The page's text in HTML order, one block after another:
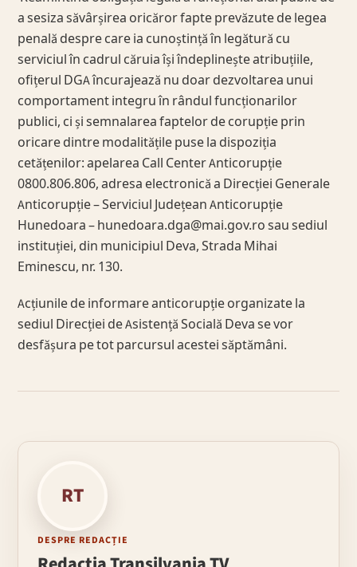
a sesiza săvârșirea oricăror fapte prevăzute de legea
penală despre care ia cunoștință în legătură cu
serviciul în cadrul căruia își îndeplinește atribuțiile,
ofițerul DGA încurajează nu doar dezvoltarea unui
comportament integru în rândul funcționarilor
publici, ci și semnalarea faptelor de corupție prin
oricare dintre modalitățile puse la dispoziția
cetățenilor: apelarea Call Center Anticorupție
0800.806.806, adresa electronică a Direcției Generale
Anticorupție – Serviciul Județean Anticorupție
Hunedoara –hunedoara.dga@mai.gov.rosau sediul
instituției, din municipiul Deva, Strada Mihai
Eminescu, nr. 130.
Acțiunile de informare anticorupție organizate la
sediul Direcției de Asistență Socială Deva se vor
desfășura pe tot parcursul acestei săptămâni.
RT
DESPRE REDACȚIE